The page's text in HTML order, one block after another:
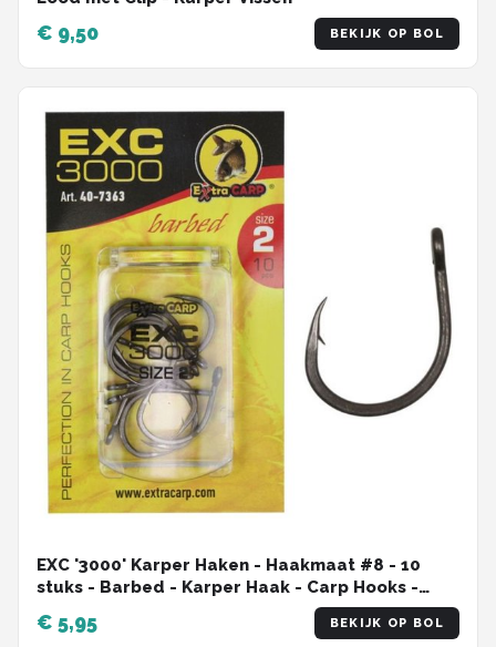
€ 9,50 BEKIJK OP BOL
EXC '3000' Karper Haken - Haakmaat #8 - 10
stuks - Barbed - Karper Haak - Carp Hooks -
€ 5,95 BEKIJK OP BOL